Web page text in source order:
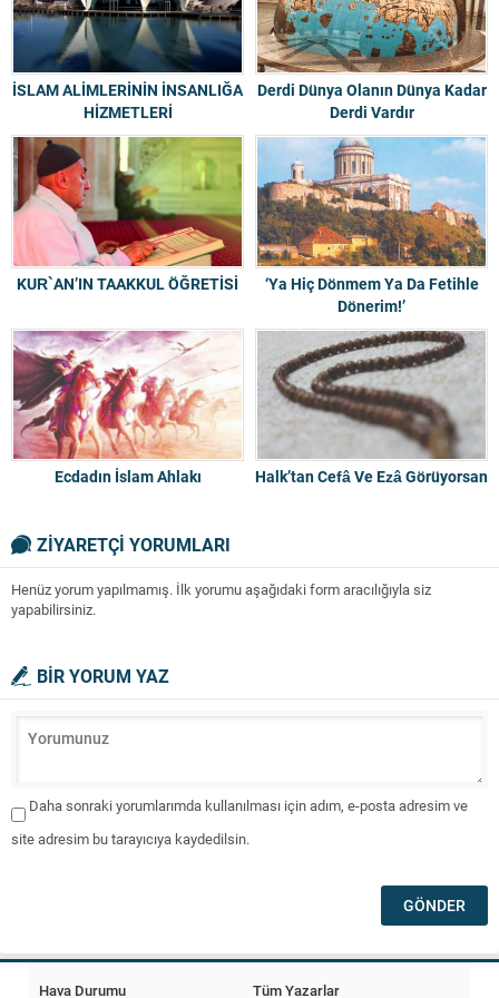
İSLAM ALİMLERİNİN İNSANLIĞA
HİZMETLERİ
Derdi Dünya Olanın Dünya Kadar
Derdi Vardır
KUR`AN’IN TAAKKUL ÖĞRETİSİ
‘Ya Hiç Dönmem Ya Da Fetihle
Dönerim!’
Ecdadın İslam Ahlakı Halk’tan Cefâ Ve Ezâ Görüyorsan
ZİYARETÇİ YORUMLARI
Henüz yorum yapılmamış. İlk yorumu aşağıdaki form aracılığıyla siz
yapabilirsiniz.
BİR YORUM YAZ
Daha sonraki yorumlarımda kullanılması için adım, e-posta adresim ve
site adresim bu tarayıcıya kaydedilsin.
Hava Durumu Tüm Yazarlar